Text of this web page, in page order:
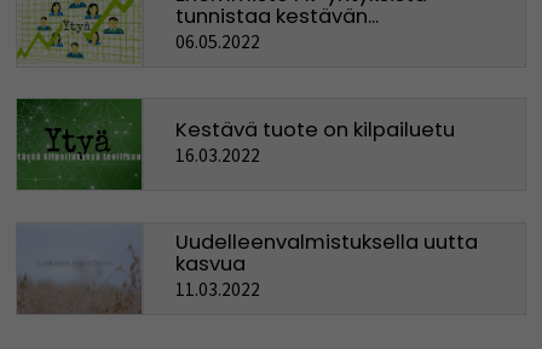
tunnistaa kestävän...
06.05.2022
Kestävä tuote on kilpailuetu
16.03.2022
Uudelleenvalmistuksella uutta
kasvua
11.03.2022